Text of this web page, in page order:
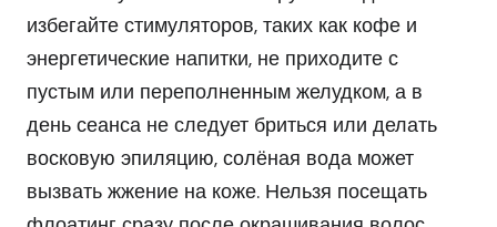
избегайте стимуляторов, таких как кофе и
энергетические напитки, не приходите с
пустым или переполненным желудком, а в
день сеанса не следует бриться или делать
восковую эпиляцию, солёная вода может
вызвать жжение на коже. Нельзя посещать